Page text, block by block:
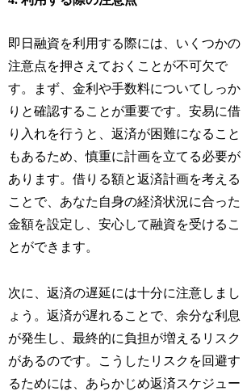
即日融資を利用する際には、いくつかの
注意点を押さえておくことが不可欠で
す。まず、金利や手数料についてしっか
りと確認することが重要です。安易に借
り入れを行うと、返済が困難になること
もあるため、慎重に計画を立てる必要が
あります。借りる額と返済計画を考える
ことで、あなた自身の経済状況に合った
金額を設定し、安心して融資を受けるこ
とができます。
次に、返済の遅延には十分に注意しまし
ょう。返済が遅れることで、余分な利息
が発生し、最終的に負担が増えるリスク
があるのです。こうしたリスクを回避す
るためには、あらかじめ返済スケジュー